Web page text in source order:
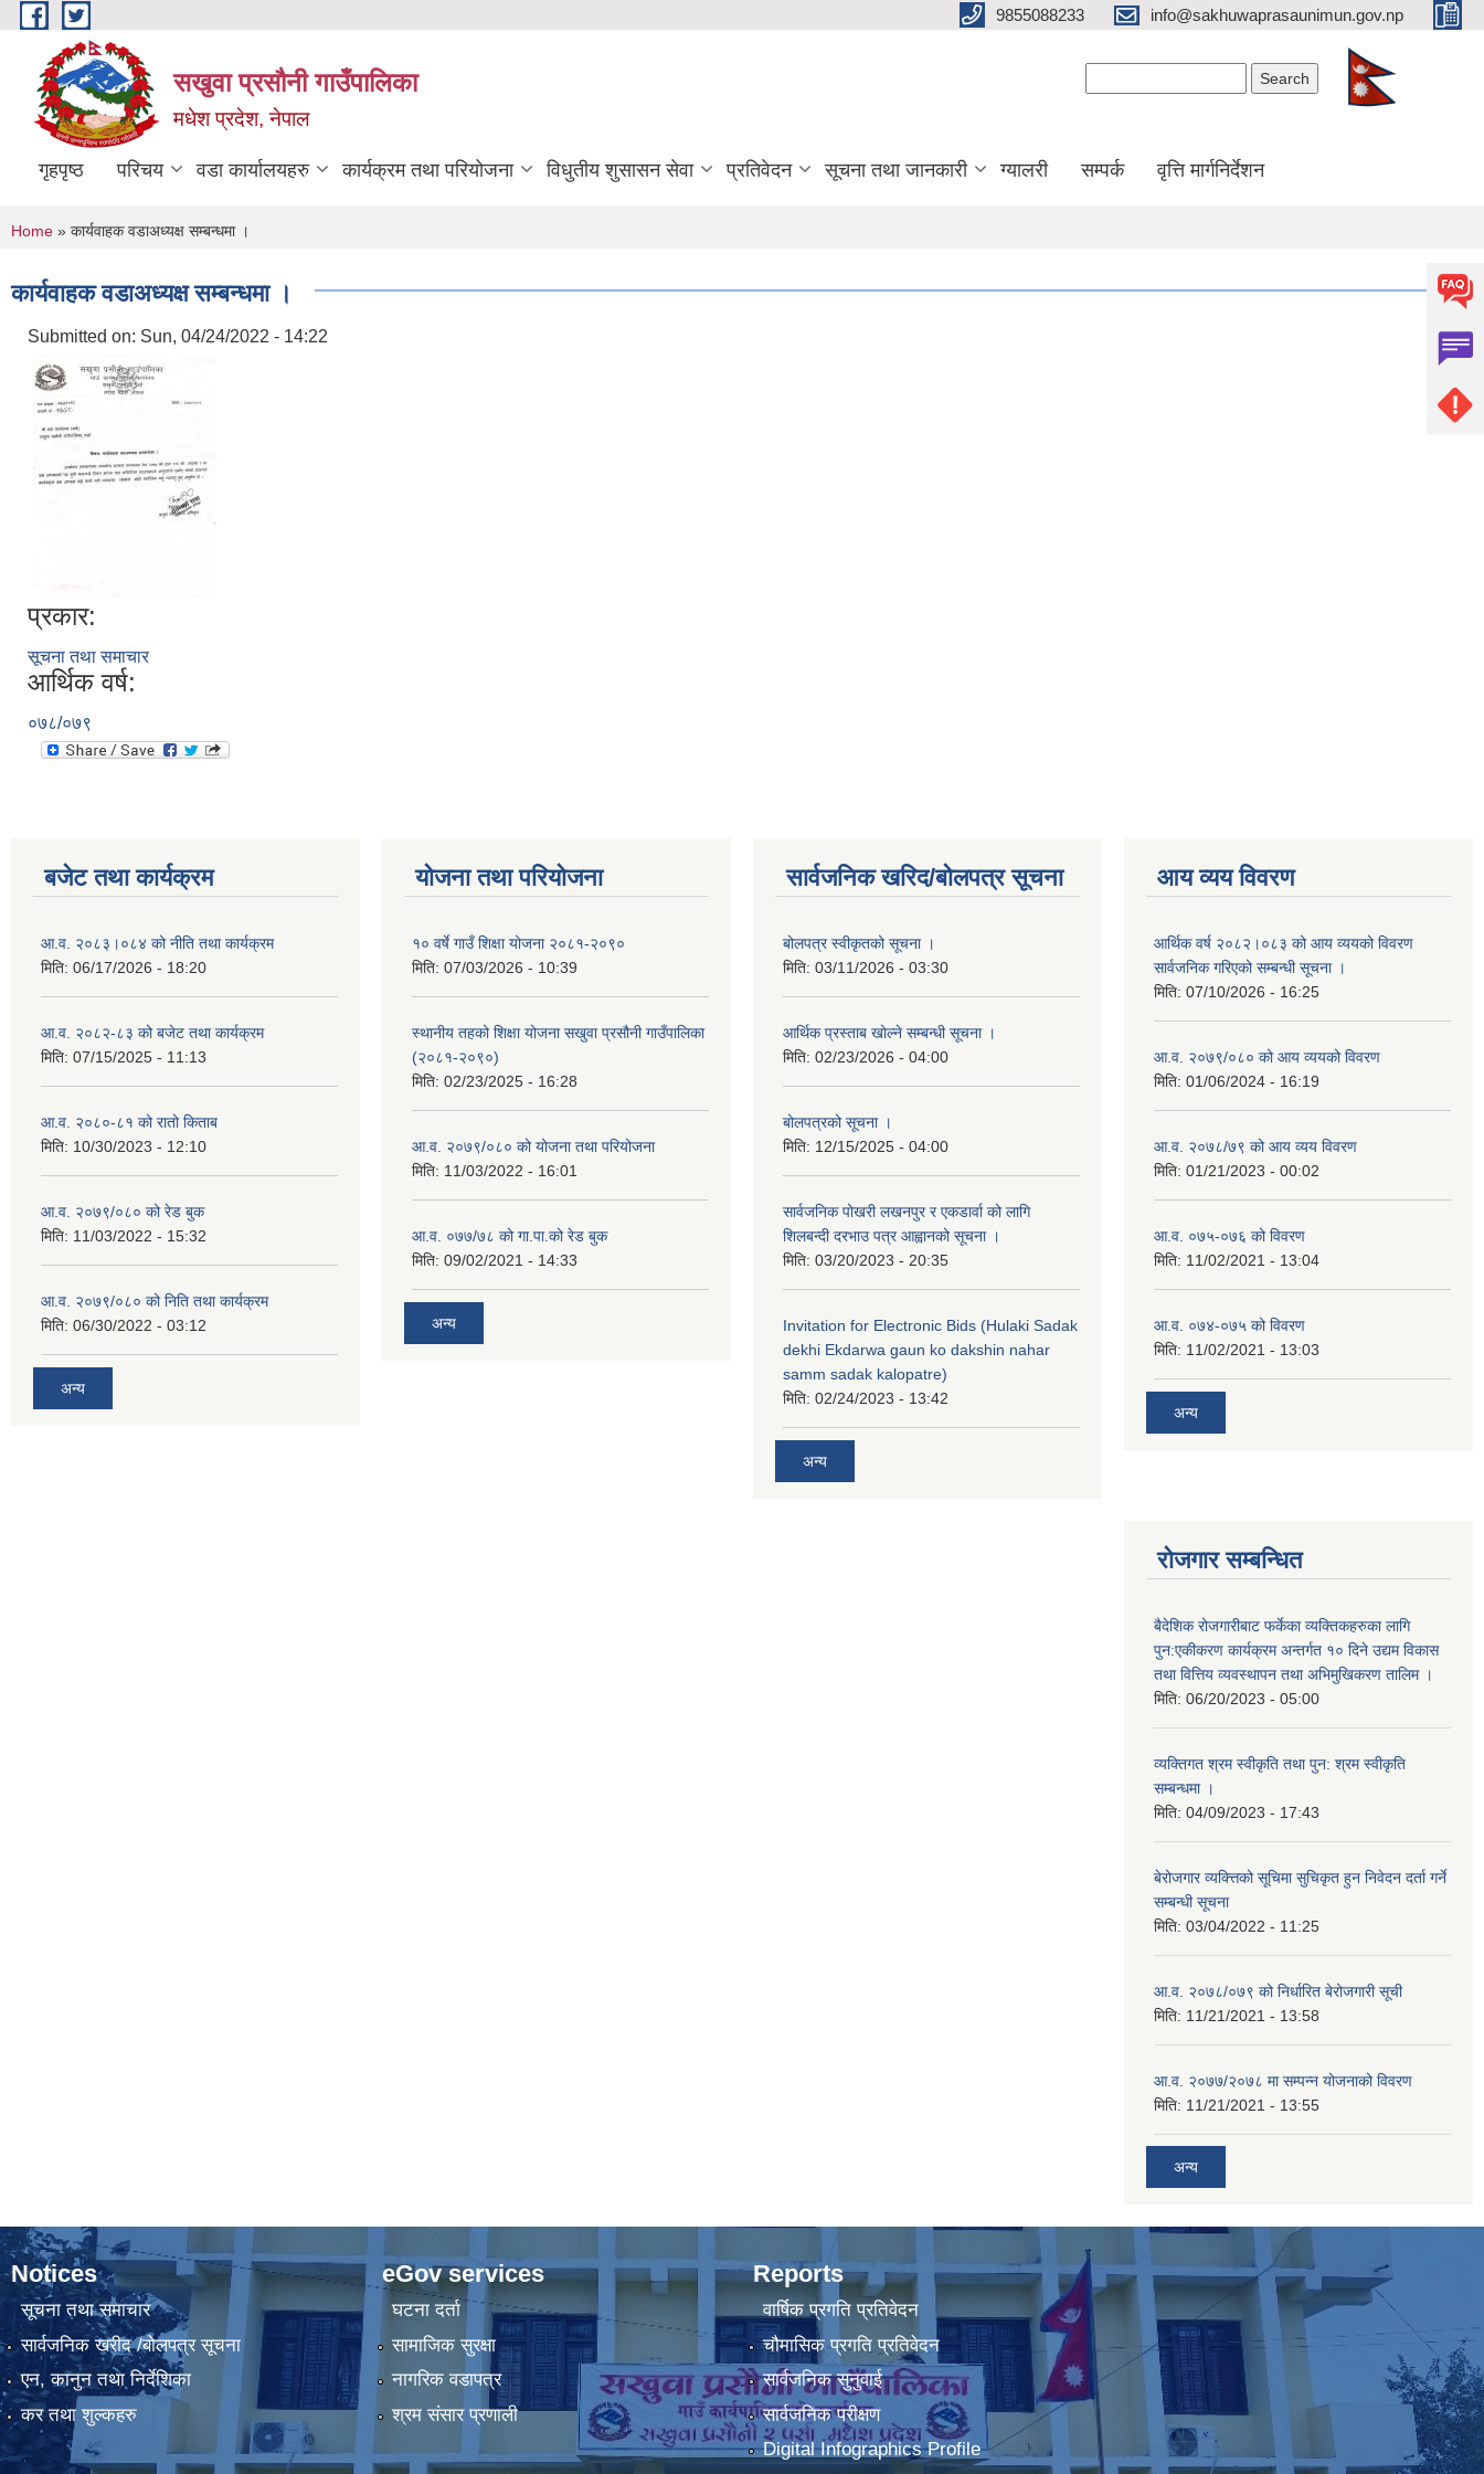
Skip to main content 9855088233 info@sakhuwaprasaunimun.gov.np
सखुवा प्रसौनी गाउँपालिका
मधेश प्रदेश, नेपाल
गृहपृष्ठ परिचय वडा कार्यालयहरु कार्यक्रम तथा परियोजना विधुतीय शुसासन सेवा प्रतिवेदन सूचना तथा जानकारी ग्यालरी सम्पर्क वृत्ति मार्गनिर्देशन
You are here
Home » कार्यवाहक वडाअध्यक्ष सम्बन्धमा ।
कार्यवाहक वडाअध्यक्ष सम्बन्धमा ।
Submitted on: Sun, 04/24/2022 - 14:22
प्रकार:
सूचना तथा समाचार
आर्थिक वर्ष:
०७८/०७९
बजेट तथा कार्यक्रम
आ.व. २०८३।०८४ को नीति तथा कार्यक्रम
मिति: 06/17/2026 - 18:20
आ.व. २०८२-८३ को बजेट तथा कार्यक्रम
मिति: 07/15/2025 - 11:13
आ.व. २०८०-८१ को रातो किताब
मिति: 10/30/2023 - 12:10
आ.व. २०७९/०८० को रेड बुक
मिति: 11/03/2022 - 15:32
आ.व. २०७९/०८० को निति तथा कार्यक्रम
मिति: 06/30/2022 - 03:12
अन्य
योजना तथा परियोजना
१० वर्षे गाउँ शिक्षा योजना २०८१-२०९०
मिति: 07/03/2026 - 10:39
स्थानीय तहको शिक्षा योजना सखुवा प्रसौनी गाउँपालिका
(२०८१-२०९०)
मिति: 02/23/2025 - 16:28
आ.व. २०७९/०८० को योजना तथा परियोजना
मिति: 11/03/2022 - 16:01
आ.व. ०७७/७८ को गा.पा.को रेड बुक
मिति: 09/02/2021 - 14:33
अन्य
सार्वजनिक खरिद/बोलपत्र सूचना
बोलपत्र स्वीकृतको सूचना ।
मिति: 03/11/2026 - 03:30
आर्थिक प्रस्ताब खोल्ने सम्बन्धी सूचना ।
मिति: 02/23/2026 - 04:00
बोलपत्रको सूचना ।
मिति: 12/15/2025 - 04:00
सार्वजनिक पोखरी लखनपुर र एकडार्वा को लागि
शिलबन्दी दरभाउ पत्र आह्वानको सूचना ।
मिति: 03/20/2023 - 20:35
Invitation for Electronic Bids (Hulaki Sadak
dekhi Ekdarwa gaun ko dakshin nahar
samm sadak kalopatre)
मिति: 02/24/2023 - 13:42
अन्य
आय व्यय विवरण
आर्थिक वर्ष २०८२।०८३ को आय व्ययको विवरण
सार्वजनिक गरिएको सम्बन्धी सूचना ।
मिति: 07/10/2026 - 16:25
आ.व. २०७९/०८० को आय व्ययको विवरण
मिति: 01/06/2024 - 16:19
आ.व. २०७८/७९ को आय व्यय विवरण
मिति: 01/21/2023 - 00:02
आ.व. ०७५-०७६ को विवरण
मिति: 11/02/2021 - 13:04
आ.व. ०७४-०७५ को विवरण
मिति: 11/02/2021 - 13:03
अन्य
रोजगार सम्बन्धित
बैदेशिक रोजगारीबाट फर्केका व्यक्तिकहरुका लागि
पुन:एकीकरण कार्यक्रम अन्तर्गत १० दिने उद्यम विकास
तथा वित्तिय व्यवस्थापन तथा अभिमुखिकरण तालिम ।
मिति: 06/20/2023 - 05:00
व्यक्तिगत श्रम स्वीकृति तथा पुन: श्रम स्वीकृति
सम्बन्धमा ।
मिति: 04/09/2023 - 17:43
बेरोजगार व्यक्त्तिको सूचिमा सुचिकृत हुन निवेदन दर्ता गर्ने
सम्बन्धी सूचना
मिति: 03/04/2022 - 11:25
आ.व. २०७८/०७९ को निर्धारित बेरोजगारी सूची
मिति: 11/21/2021 - 13:58
आ.व. २०७७/२०७८ मा सम्पन्न योजनाको विवरण
मिति: 11/21/2021 - 13:55
अन्य
Notices
सूचना तथा समाचार
सार्वजनिक खरीद /बोलपत्र सूचना
एन, कानुन तथा निर्देशिका
कर तथा शुल्कहरु
eGov services
घटना दर्ता
सामाजिक सुरक्षा
नागरिक वडापत्र
श्रम संसार प्रणाली
Reports
वार्षिक प्रगति प्रतिवेदन
चौमासिक प्रगति प्रतिवेदन
सार्वजनिक सुनुवाई
सार्वजनिक परीक्षण
Digital Infographics Profile